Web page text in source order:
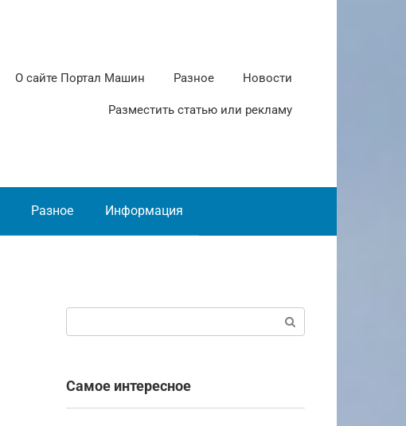
О сайте Портал Машин Разное Новости
Разместить статью или рекламу
Разное Информация
Самое интересное